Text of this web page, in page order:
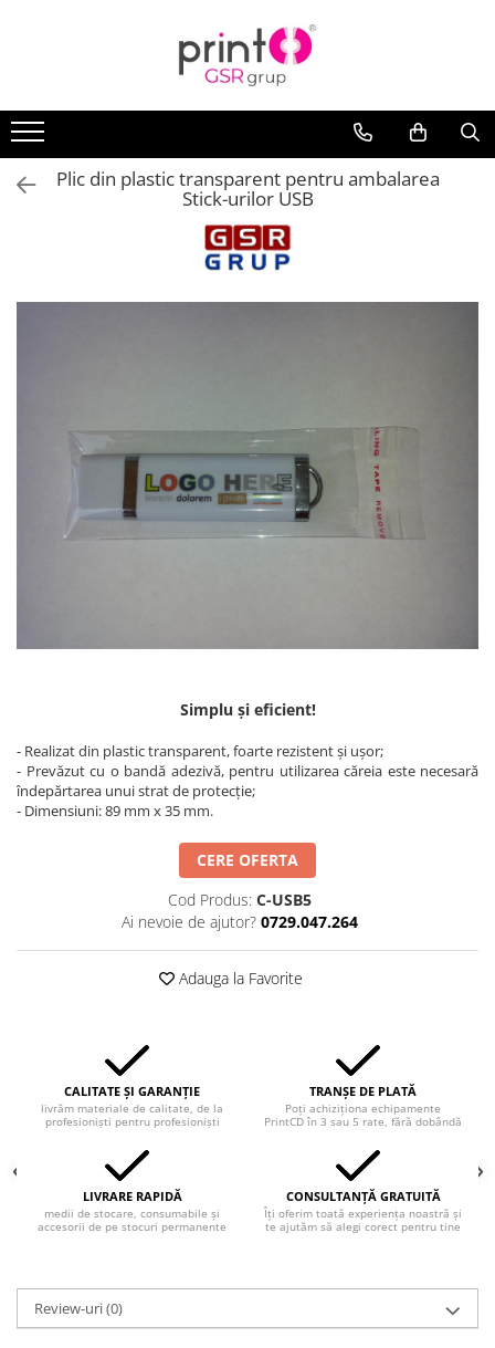
Plic din plastic transparent pentru ambalarea
Stick-urilor USB
Simplu și eficient!
- Realizat din plastic transparent, foarte rezistent și ușor;
- Prevăzut cu o bandă adezivă, pentru utilizarea căreia este necesară
îndepărtarea unui strat de protecție;
- Dimensiuni: 89 mm x 35 mm.
CERE OFERTA
Cod Produs: C-USB5
Ai nevoie de ajutor? 0729.047.264
Adauga la Favorite
CALITATE ȘI GARANȚIE
livrăm materiale de calitate, de la
profesioniști pentru profesioniști
TRANȘE DE PLATĂ
Poți achiziționa echipamente
PrintCD în 3 sau 5 rate, fără dobândă
LIVRARE RAPIDĂ
medii de stocare, consumabile și
accesorii de pe stocuri permanente
CONSULTANȚĂ GRATUITĂ
Îți oferim toată experiența noastră și
te ajutăm să alegi corect pentru tine
Review-uri(0)